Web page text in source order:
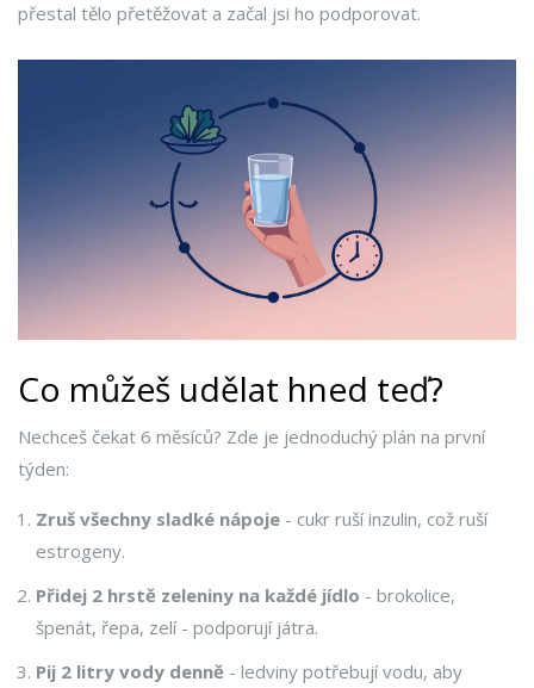
přestal tělo přetěžovat a začal jsi ho podporovat.
Co můžeš udělat hned teď?
Nechceš čekat 6 měsíců? Zde je jednoduchý plán na první
týden:
Zruš všechny sladké nápoje - cukr ruší inzulin, což ruší
estrogeny.
Přidej 2 hrstě zeleniny na každé jídlo - brokolice,
špenát, řepa, zelí - podporují játra.
Pij 2 litry vody denně - ledviny potřebují vodu, aby